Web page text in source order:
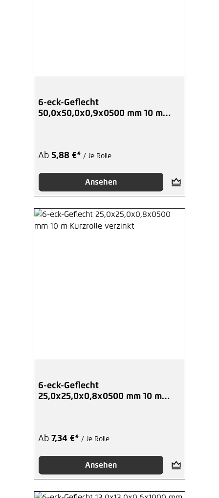
6-eck-Geflecht
50,0x50,0x0,9x0500 mm 10 m
Ab 5,88 €* / Je Rolle
Ansehen
6-eck-Geflecht
25,0x25,0x0,8x0500 mm 10 m
Ab 7,34 €* / Je Rolle
Ansehen